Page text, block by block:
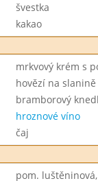
švestka
kakao
mrkvový krém s
hovězí na slanině
bramborový
hroznové víno
čaj
pom.